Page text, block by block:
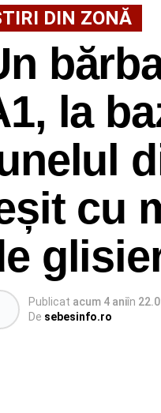
DIN ZONĂ
la
cu
Publicat acum 4 aniîn
De sebesinfo.ro